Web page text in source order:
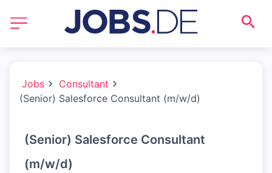
Jobs
Consultant
(Senior) Salesforce Consultant (m/w/d)
(Senior) Salesforce Consultant
(m/w/d)